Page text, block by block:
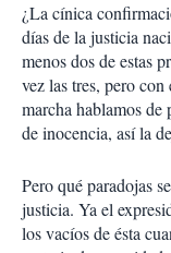
m
p
a
t
i
r
¿La cínica
días de la justicia
menos dos de estas
vez las tres, pero con
marcha hablamos de
de inocencia, así la
Pero qué paradojas
justicia. Ya el
los vacíos de ésta